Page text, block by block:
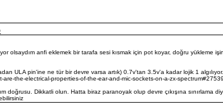
olsaydım anfi eklemek bir tarafa sesi kısmak için pot koyar, doğru yükleme
ULA pin'ine ne tür bir devre varsa artık) 0.7v'tan 3.5v'a kadar lojik 1 algılıyor.
the-electrical-properties-of-the-ear-and-mic-sockets-on-a-zx-spectrum#27539
doğrusu. Dikkatli olun. Hatta biraz paranoyak olup devre çıkışına